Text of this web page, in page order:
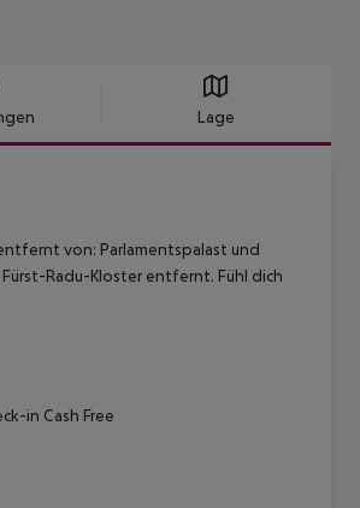
Lage
von: Parlamentspalast und
Radu-Kloster entfernt. Fühl dich
in Cash Free